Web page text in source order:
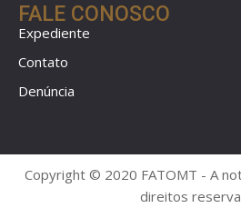
FALE CONOSCO
Expediente
Contato
Denúncia
Copyright © 2020 FATOMT - A
direitos